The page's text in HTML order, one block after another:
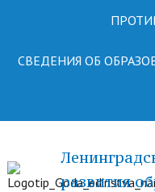
СВЕДЕНИЯ ОБ
развития